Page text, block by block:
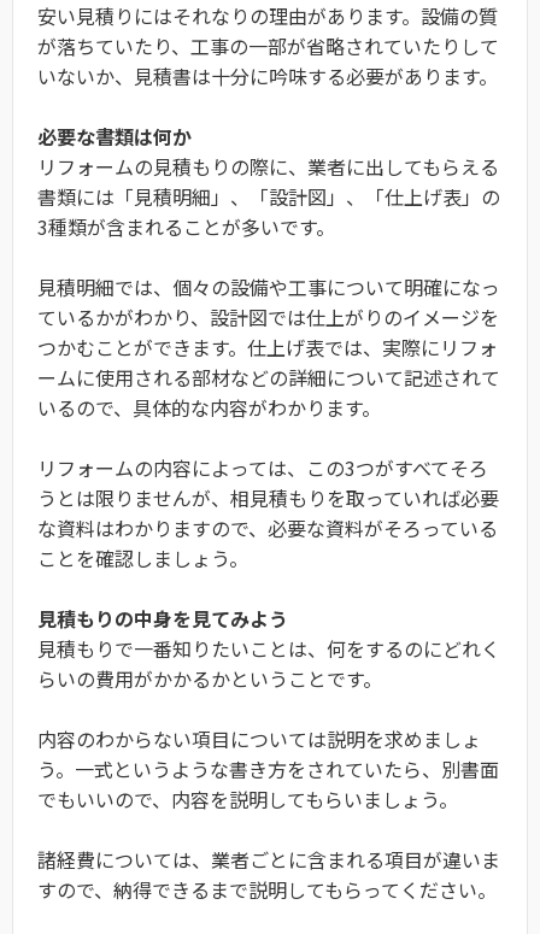
安い見積りにはそれなりの理由があります。設備の質
が落ちていたり、工事の一部が省略されていたりして
いないか、見積書は十分に吟味する必要があります。
必要な書類は何か
リフォームの見積もりの際に、業者に出してもらえる
書類には「見積明細」、「設計図」、「仕上げ表」の
3種類が含まれることが多いです。
見積明細では、個々の設備や工事について明確になっ
ているかがわかり、設計図では仕上がりのイメージを
つかむことができます。仕上げ表では、実際にリフォ
ームに使用される部材などの詳細について記述されて
いるので、具体的な内容がわかります。
リフォームの内容によっては、この3つがすべてそろ
うとは限りませんが、相見積もりを取っていれば必要
な資料はわかりますので、必要な資料がそろっている
ことを確認しましょう。
見積もりの中身を見てみよう
見積もりで一番知りたいことは、何をするのにどれく
らいの費用がかかるかということです。
内容のわからない項目については説明を求めましょ
う。一式というような書き方をされていたら、別書面
でもいいので、内容を説明してもらいましょう。
諸経費については、業者ごとに含まれる項目が違いま
すので、納得できるまで説明してもらってください。